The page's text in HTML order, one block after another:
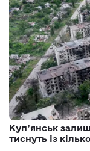
Куп’янськ
тиснуть із